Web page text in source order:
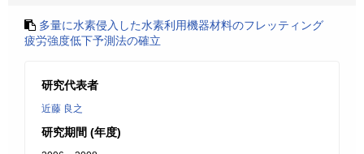
多量に水素侵入した水素利用機器材料のフレッティング
疲労強度低下予測法の確立
研究代表者
近藤 良之
研究期間 (年度)